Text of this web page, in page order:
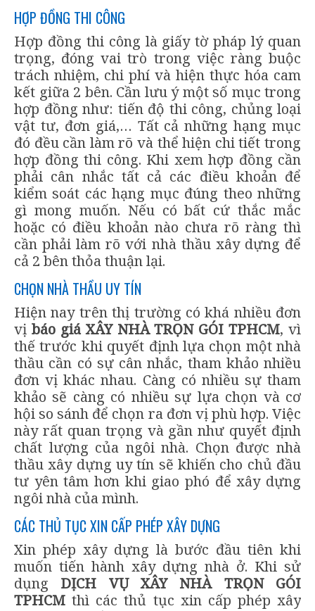
HỢP ĐỒNG THI CÔNG
Hợp đồng thi công là giấy tờ pháp lý quan
trọng, đóng vai trò trong việc ràng buộc
trách nhiệm, chi phí và hiện thực hóa cam
kết giữa 2 bên. Cần lưu ý một số mục trong
hợp đồng như: tiến độ thi công, chủng loại
vật tư, đơn giá,… Tất cả những hạng mục
đó đều cần làm rõ và thể hiện chi tiết trong
hợp đồng thi công. Khi xem hợp đồng cần
phải cân nhắc tất cả các điều khoản để
kiểm soát các hạng mục đúng theo những
gì mong muốn. Nếu có bất cứ thắc mắc
hoặc có điều khoản nào chưa rõ ràng thì
cần phải làm rõ với nhà thầu xây dựng để
cả 2 bên thỏa thuận lại.
CHỌN NHÀ THẦU UY TÍN
Hiện nay trên thị trường có khá nhiều đơn
vị báo giá XÂY NHÀ TRỌN GÓI TPHCM, vì
thế trước khi quyết định lựa chọn một nhà
thầu cần có sự cân nhắc, tham khảo nhiều
đơn vị khác nhau. Càng có nhiều sự tham
khảo sẽ càng có nhiều sự lựa chọn và cơ
hội so sánh để chọn ra đơn vị phù hợp. Việc
này rất quan trọng và gần như quyết định
chất lượng của ngôi nhà. Chọn được nhà
thầu xây dựng uy tín sẽ khiến cho chủ đầu
tư yên tâm hơn khi giao phó để xây dựng
ngôi nhà của mình.
CÁC THỦ TỤC XIN CẤP PHÉP XÂY DỰNG
Xin phép xây dựng là bước đầu tiên khi
muốn tiến hành xây dựng nhà ở. Khi sử
dụng DỊCH VỤ XÂY NHÀ TRỌN GÓI
TPHCM thì các thủ tục xin cấp phép xây